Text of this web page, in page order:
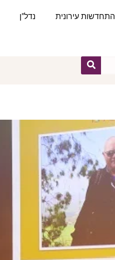
התחדשות עירונית נדל"ן